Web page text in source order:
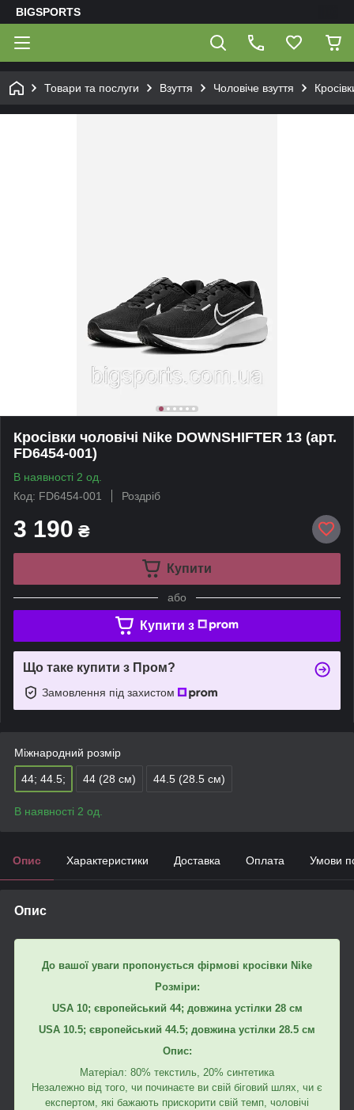
BIGSPORTS
Товари та послуги Взуття Чоловіче взуття
Кросівки чоловічі Nike DOWNSHIFTER 13 (арт.
FD6454-001)
В наявності 2 од.
Код: FD6454-001
Роздріб
3 190 ₴
Купити
або
Купити з
Що таке купити з Пром?
Замовлення під захистом
Міжнародний розмір
44; 44.5; 44 (28 см) 44.5 (28.5 см)
В наявності 2 од.
Опис Характеристики Доставка Оплата Умови
Опис
До вашої уваги пропонується фірмові кросівки Nike
Розміри:
USA 10; європейський 44; довжина устілки 28 см
USA 10.5; європейський 44.5; довжина устілки 28.5 см
Опис:
Матеріал: 80% текстиль, 20% синтетика
Незалежно від того, чи починаєте ви свій біговий шлях, чи є
експертом, які бажають прискорити свій темп, чоловічі